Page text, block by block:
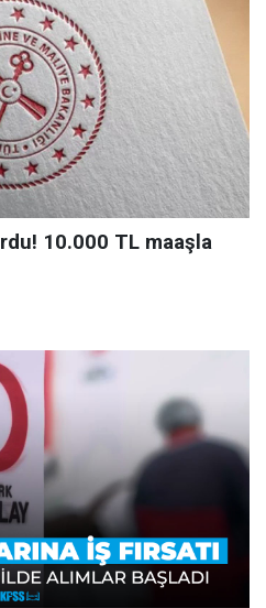
10.000 TL maaşla